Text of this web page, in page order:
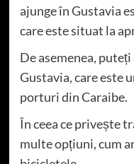
ajunge în Gustavia
care este situat la
De asemenea,
Gustavia, care este
porturi din Caraibe.
În ceea ce privește
multe opțiuni, cum